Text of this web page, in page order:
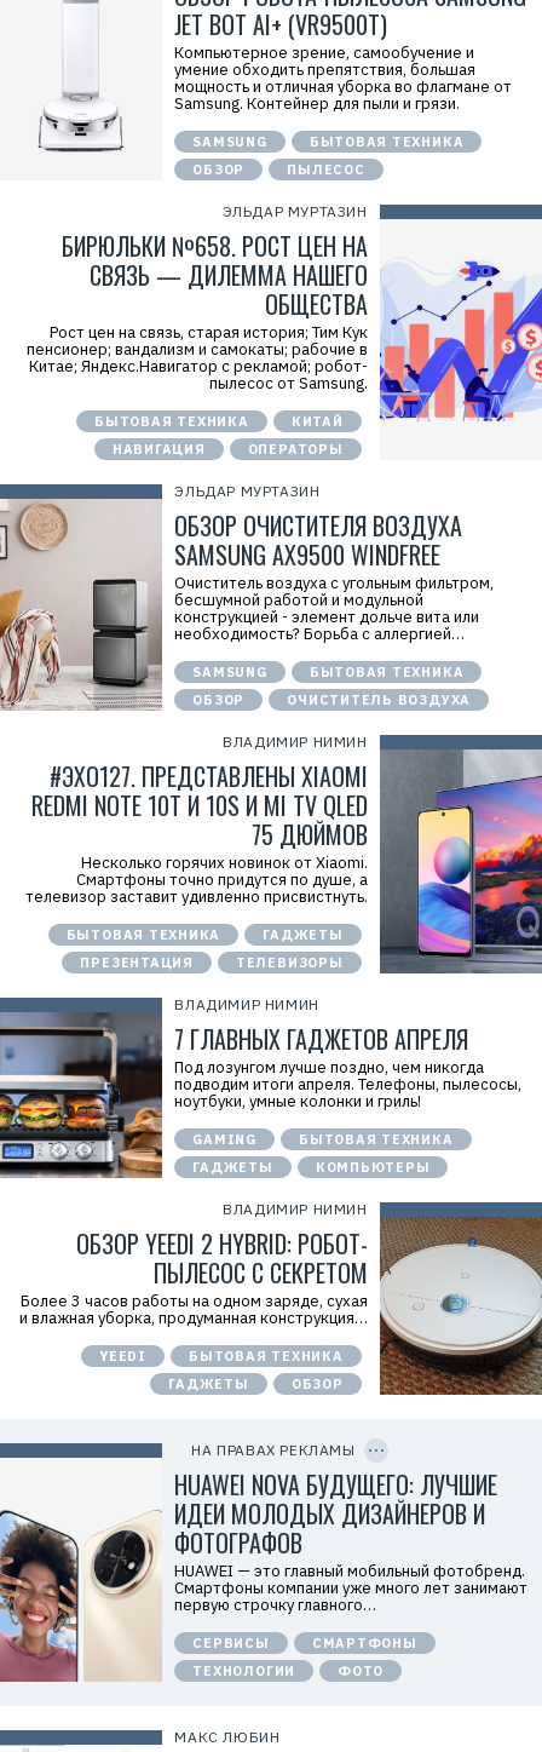
JET BOT AI+ (VR9500T)
Компьютерное зрение, самообучение и
умение обходить препятствия, большая
мощность и отличная уборка во флагмане от
Samsung. Контейнер для пыли и грязи.
SAMSUNG
БЫТОВАЯ ТЕХНИКА
ОБЗОР
ПЫЛЕСОС
ЭЛЬДАР МУРТАЗИН
БИРЮЛЬКИ №658. РОСТ ЦЕН НА
СВЯЗЬ — ДИЛЕММА НАШЕГО
ОБЩЕСТВА
Рост цен на связь, старая история; Тим Кук
пенсионер; вандализм и самокаты; рабочие в
Китае; Яндекс.Навигатор с рекламой; робот-
пылесос от Samsung.
БЫТОВАЯ ТЕХНИКА
КИТАЙ
НАВИГАЦИЯ
ОПЕРАТОРЫ
ЭЛЬДАР МУРТАЗИН
ОБЗОР ОЧИСТИТЕЛЯ ВОЗДУХА
SAMSUNG AX9500 WINDFREE
Очиститель воздуха с угольным фильтром,
бесшумной работой и модульной
конструкцией - элемент дольче вита или
необходимость? Борьба с аллергией…
SAMSUNG
БЫТОВАЯ ТЕХНИКА
ОБЗОР
ОЧИСТИТЕЛЬ ВОЗДУХА
ВЛАДИМИР НИМИН
#ЭХО127. ПРЕДСТАВЛЕНЫ XIAOMI
REDMI NOTE 10T И 10S И MI TV QLED
75 ДЮЙМОВ
Несколько горячих новинок от Xiaomi.
Смартфоны точно придутся по душе, а
телевизор заставит удивленно присвистнуть.
БЫТОВАЯ ТЕХНИКА
ГАДЖЕТЫ
ПРЕЗЕНТАЦИЯ
ТЕЛЕВИЗОРЫ
ВЛАДИМИР НИМИН
7 ГЛАВНЫХ ГАДЖЕТОВ АПРЕЛЯ
Под лозунгом лучше поздно, чем никогда
подводим итоги апреля. Телефоны, пылесосы,
ноутбуки, умные колонки и гриль!
GAMING
БЫТОВАЯ ТЕХНИКА
ГАДЖЕТЫ
КОМПЬЮТЕРЫ
ВЛАДИМИР НИМИН
ОБЗОР YEEDI 2 HYBRID: РОБОТ-
ПЫЛЕСОС С СЕКРЕТОМ
Более 3 часов работы на одном заряде, сухая
и влажная уборка, продуманная конструкция…
YEEDI
БЫТОВАЯ ТЕХНИКА
ГАДЖЕТЫ
ОБЗОР
МАКС ЛЮБИН
НА ПРАВАХ РЕКЛАМЫ
.
=
2
V
f
n
y
T
W
f
M
Р
е
к
а
м
о
д
а
т
О
О
О
«
х
к
м
п
а
н
I
HUAWEI NOVA БУДУЩЕГО: ЛУЧШИЕ
ИДЕИ МОЛОДЫХ ДИЗАЙНЕРОВ И
ФОТОГРАФОВ
HUAWEI — это главный мобильный фотобренд.
Смартфоны компании уже много лет занимают
первую строчку главного…
СЕРВИСЫ
СМАРТФОНЫ
ТЕХНОЛОГИИ
ФОТО